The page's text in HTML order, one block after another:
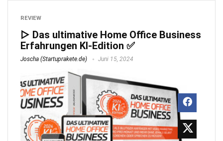
REVIEW
▷ Das ultimative Home Office Business
Erfahrungen KI-Edition ✅
Joscha (Startuprakete.de) Juni 15, 2024